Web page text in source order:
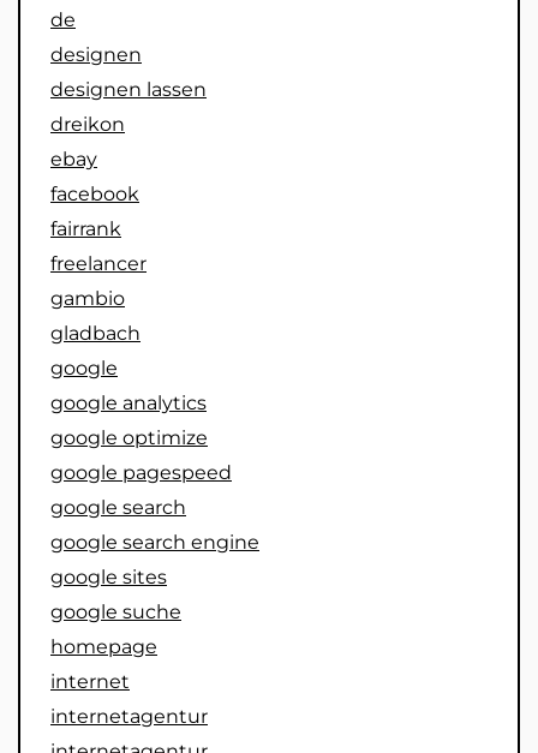
de
designen
designen lassen
dreikon
ebay
facebook
fairrank
freelancer
gambio
gladbach
google
google analytics
google optimize
google pagespeed
google search
google search engine
google sites
google suche
homepage
internet
internetagentur